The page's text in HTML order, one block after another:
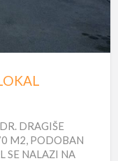
DRAGIŠE
M2, PODOBAN
SE NALAZI NA